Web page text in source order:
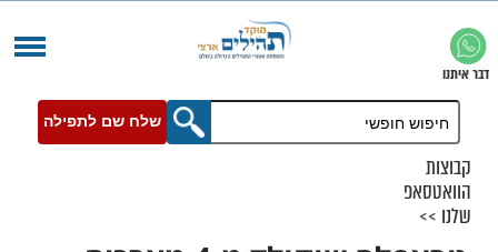
שלח שם לתפילה